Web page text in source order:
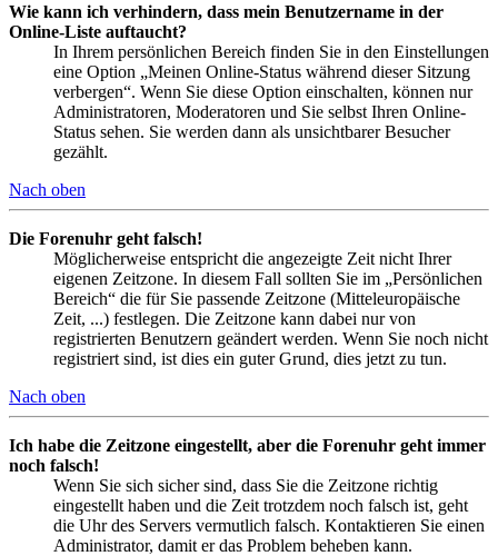
Wie kann ich verhindern, dass mein Benutzername in der
Online-Liste auftaucht?
In Ihrem persönlichen Bereich finden Sie in den Einstellungen
eine Option „Meinen Online-Status während dieser Sitzung
verbergen“. Wenn Sie diese Option einschalten, können nur
Administratoren, Moderatoren und Sie selbst Ihren Online-
Status sehen. Sie werden dann als unsichtbarer Besucher
gezählt.
Nach oben
Die Forenuhr geht falsch!
Möglicherweise entspricht die angezeigte Zeit nicht Ihrer
eigenen Zeitzone. In diesem Fall sollten Sie im „Persönlichen
Bereich“ die für Sie passende Zeitzone (Mitteleuropäische
Zeit, ...) festlegen. Die Zeitzone kann dabei nur von
registrierten Benutzern geändert werden. Wenn Sie noch nicht
registriert sind, ist dies ein guter Grund, dies jetzt zu tun.
Nach oben
Ich habe die Zeitzone eingestellt, aber die Forenuhr geht immer
noch falsch!
Wenn Sie sich sicher sind, dass Sie die Zeitzone richtig
eingestellt haben und die Zeit trotzdem noch falsch ist, geht
die Uhr des Servers vermutlich falsch. Kontaktieren Sie einen
Administrator, damit er das Problem beheben kann.